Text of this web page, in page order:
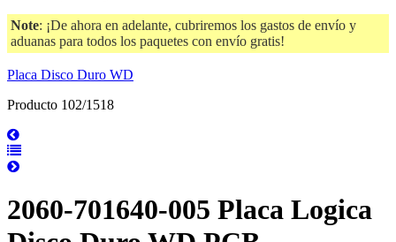
Note: ¡De ahora en adelante, cubriremos los gastos de envío y
aduanas para todos los paquetes con envío gratis!
Placa Disco Duro WD
Producto 102/1518
2060-701640-005 Placa Logica